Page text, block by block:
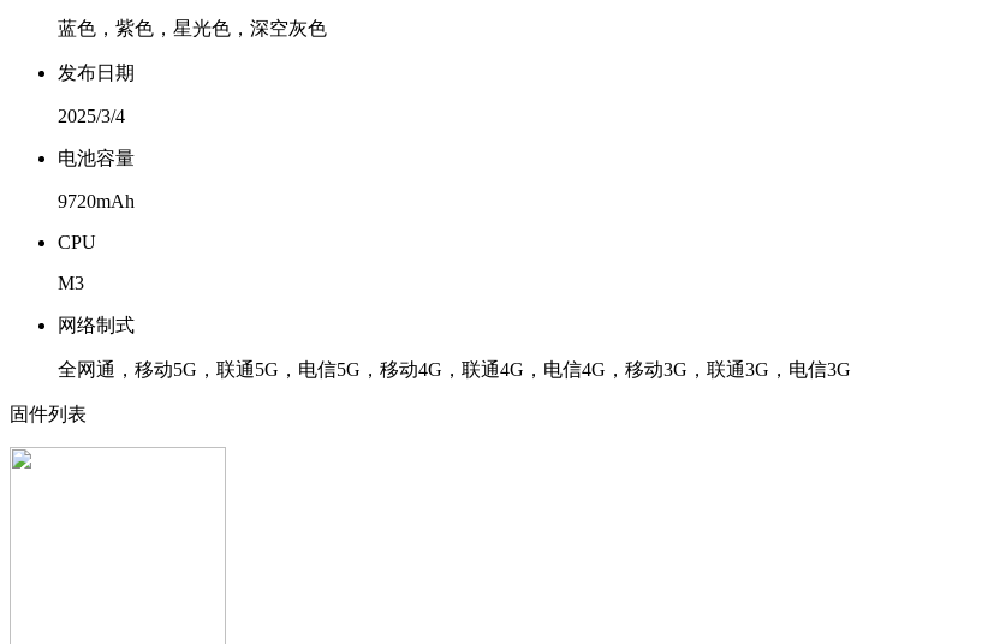
蓝色，紫色，星光色，深空灰色
发布日期
2025/3/4
电池容量
9720mAh
CPU
M3
网络制式
全网通，移动5G，联通5G，电信5G，移动4G，联通4G，电信4G，移动3G，联通3G，电信3G
固件列表